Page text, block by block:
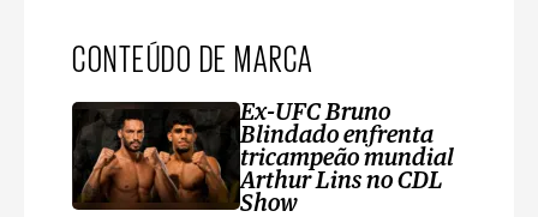
CONTEÚDO DE MARCA
Ex-UFC Bruno
Blindado enfrenta
tricampeão mundial
Arthur Lins no CDL
Show